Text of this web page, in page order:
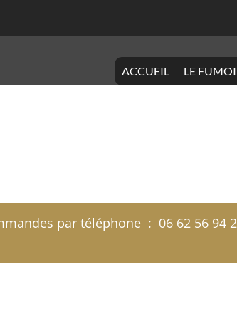
ACCUEIL LE
par téléphone : 06 62 56 94